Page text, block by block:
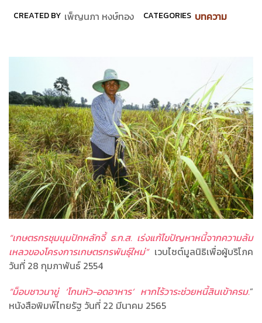
CREATED BY เพ็ญนภา หงษ์ทอง CATEGORIES บทความ
“เกษตรกรชุมนุมปักหลักจี้ ธ.ก.ส. เร่งแก้ไขปัญหาหนี้จากความล้ม
เหลวของโครงการเกษตรกรพันธุ์ใหม่” เวบไซต์มูลนิธิเพื่อผู้บริโภค
วันที่ 28 กุมภาพันธ์ 2554
“ม็อบชาวนาขู่ ‘โกนหัว-อดอาหาร’ หากไร้วาระช่วยหนี้สินเข้าครม.”
หนังสือพิมพ์ไทยรัฐ วันที่ 22 มีนาคม 2565